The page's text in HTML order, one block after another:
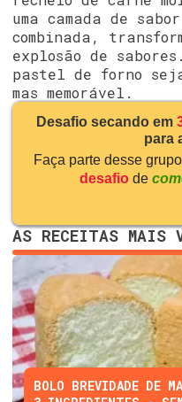
uma camada de
combinada,
explosão de
pastel de forno
mas memorável.
Desafio secando em
para
Faça parte desse
desafio de
AS RECEITAS MAIS
BOLO BREVIDADE DE